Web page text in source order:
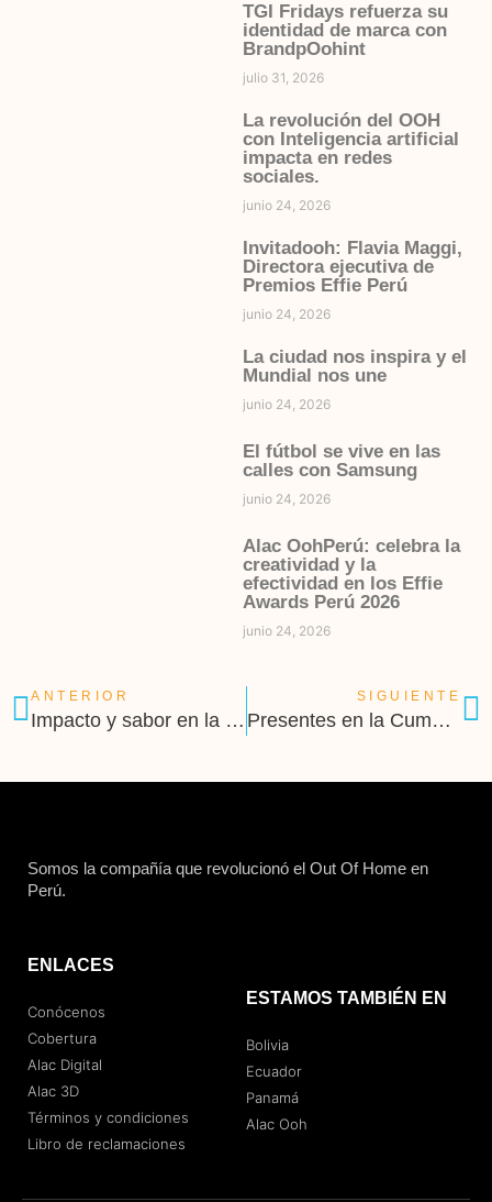
TGI Fridays refuerza su
identidad de marca con
BrandpOohint
julio 31, 2026
La revolución del OOH
con Inteligencia artificial
impacta en redes
sociales.
junio 24, 2026
Invitadooh: Flavia Maggi,
Directora ejecutiva de
Premios Effie Perú
junio 24, 2026
La ciudad nos inspira y el
Mundial nos une
junio 24, 2026
El fútbol se vive en las
calles con Samsung
junio 24, 2026
Alac OohPerú: celebra la
creatividad y la
efectividad en los Effie
Awards Perú 2026
junio 24, 2026
ANTERIOR
Impacto y sabor en la Panamericana Sur con Lays
SIGUIENTE
Presentes en la Cumbre de Perú Sostenible 2025
Somos la compañía que revolucionó el Out Of Home en
Perú.
ENLACES
Conócenos
Cobertura
Alac Digital
Alac 3D
Términos y condiciones
Libro de reclamaciones
ESTAMOS TAMBIÉN EN
Bolivia
Ecuador
Panamá
Alac Ooh